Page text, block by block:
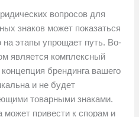
вопросов для
знаков может показаться
на этапы упрощает путь. Во-
является комплексный
концепция брендинга вашего
и не будет
товарными знаками.
может привести к спорам и